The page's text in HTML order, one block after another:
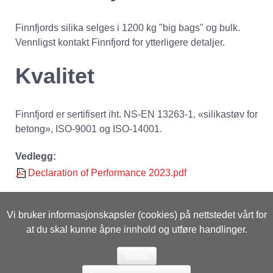
Finnfjords silika selges i 1200 kg "big bags" og bulk.
Vennligst kontakt Finnfjord for ytterligere detaljer.
Kvalitet
Finnfjord er sertifisert iht. NS-EN 13263-1, «silikastøv for
betong», ISO-9001 og ISO-14001.
Vedlegg:
Declaration of Performance 2023.pdf
UTVIKLET AVID DESIGN
COPYRIGHT © 2026FINNFJORD AS
Vi bruker informasjonskapsler (cookies) på nettstedet vårt for
at du skal kunne åpne innhold og utføre handlinger.